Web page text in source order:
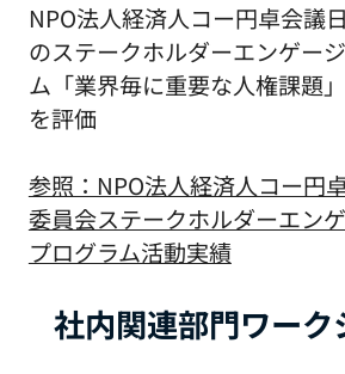
NPO法人経済人コー円卓会議
のステークホルダーエンゲー
ム「業界毎に重要な人権課題
を評価
参照：NPO法人経済人コー円
委員会ステークホルダーエン
プログラム活動実績
社内関連部門ワーク